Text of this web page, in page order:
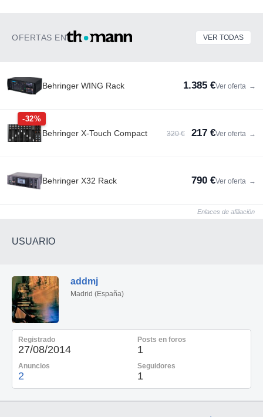
OFERTAS EN VER TODAS
Behringer WING Rack 1.385 €Ver oferta →
-32%
Behringer X-Touch Compact 320 € 217 €Ver oferta →
Behringer X32 Rack 790 €Ver oferta →
Enlaces de afiliación
USUARIO
addmj
Madrid (España)
Registrado
27/08/2014
Posts en foros
1
Anuncios
2
Seguidores
1